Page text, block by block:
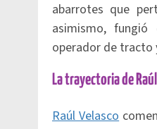
abarrotes que
asimismo,
operador de tracto
La trayectoria de
Raúl Velasco